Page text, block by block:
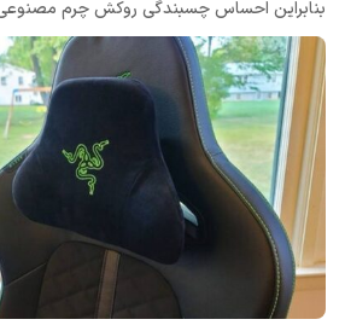
بنابراین احساس چسبندگی روکش چرم مصنوعی